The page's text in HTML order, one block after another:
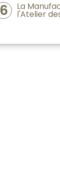
6 La
l'Atelier